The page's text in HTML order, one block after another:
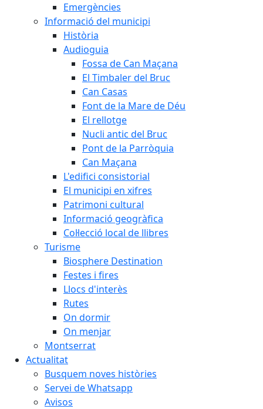
Emergències
Informació del municipi
Història
Audioguia
Fossa de Can Maçana
El Timbaler del Bruc
Can Casas
Font de la Mare de Déu
El rellotge
Nucli antic del Bruc
Pont de la Parròquia
Can Maçana
L'edifici consistorial
El municipi en xifres
Patrimoni cultural
Informació geogràfica
Col·lecció local de llibres
Turisme
Biosphere Destination
Festes i fires
Llocs d'interès
Rutes
On dormir
On menjar
Montserrat
Actualitat
Busquem noves històries
Servei de Whatsapp
Avisos